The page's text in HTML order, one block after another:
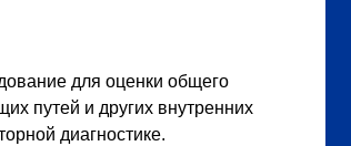
для оценки общего
путей и других внутренних
диагностике.